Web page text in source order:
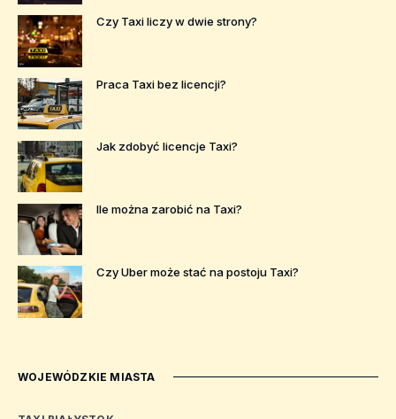
Czy Taxi liczy w dwie strony?
Praca Taxi bez licencji?
Jak zdobyć licencje Taxi?
Ile można zarobić na Taxi?
Czy Uber może stać na postoju Taxi?
WOJEWÓDZKIE MIASTA